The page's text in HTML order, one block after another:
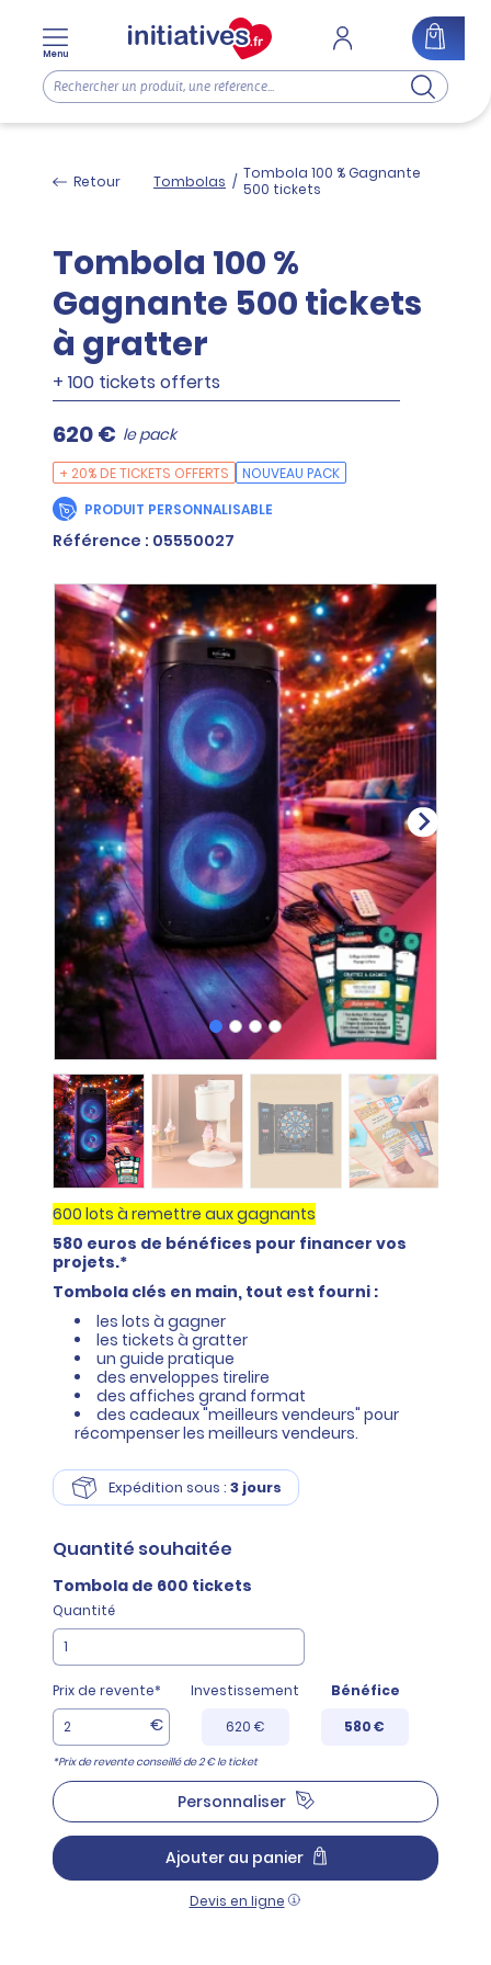
Menu
Retour Tombolas / Tombola 100 % Gagnante
500 tickets
Tombola 100 %
Gagnante 500 tickets
à gratter
+ 100 tickets offerts
620 € le pack
+ 20% DE TICKETS OFFERTS
NOUVEAU PACK
PRODUIT PERSONNALISABLE
Référence : 05550027
600 lots à remettre aux gagnants
580 euros de bénéfices pour financer vos
projets.*
Tombola clés en main, tout est fourni :
les lots à gagner
les tickets à gratter
un guide pratique
des enveloppes tirelire
des affiches grand format
des cadeaux "meilleurs vendeurs" pour
récompenser les meilleurs vendeurs.
Expédition sous : 3 jours
Quantité souhaitée
Tombola de 600 tickets
Quantité
Prix de revente*
€
Investissement
620 €
Bénéfice
580 €
*Prix de revente conseillé de 2 € le ticket
Personnaliser
Ajouter au panier
Devis en ligne